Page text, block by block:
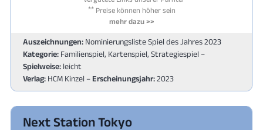
**Preise können höher sein
mehr dazu >>
Auszeichnungen: Nominierungsliste Spiel des Jahres 2023
Kategorie: Familienspiel, Kartenspiel, Strategiespiel –
Spielweise: leicht
Verlag: HCM Kinzel – Erscheinungsjahr:2023
Next Station Tokyo